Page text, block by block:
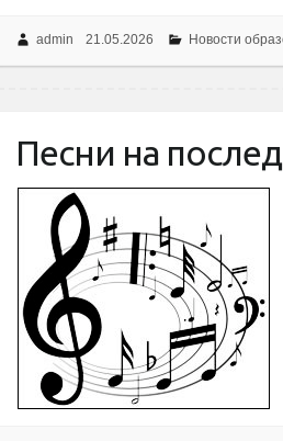
admin 21.05.2026 Новости
Песни на